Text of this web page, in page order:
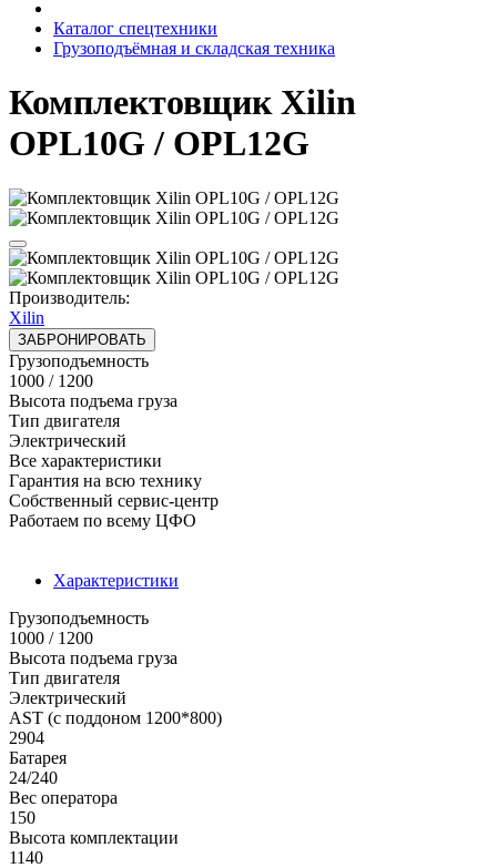
Каталог спецтехники
Грузоподъёмная и складская техника
Комплектовщик Xilin
OPL10G / OPL12G
Производитель:
Xilin
ЗАБРОНИРОВАТЬ
Грузоподъемность
1000 / 1200
Высота подъема груза
Тип двигателя
Электрический
Все характеристики
Гарантия на всю технику
Собственный сервис-центр
Работаем по всему ЦФО
Характеристики
Грузоподъемность
1000 / 1200
Высота подъема груза
Тип двигателя
Электрический
AST (с поддоном 1200*800)
2904
Батарея
24/240
Вес оператора
150
Высота комплектации
1140